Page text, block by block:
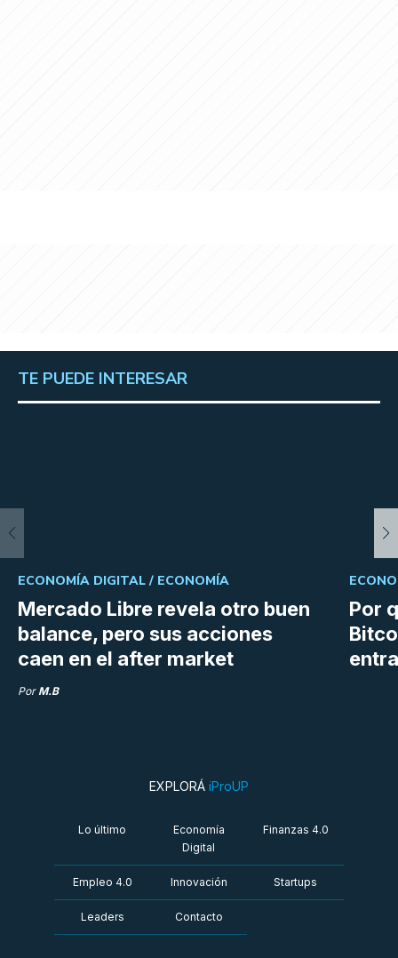
TE PUEDE INTERESAR
Mercado Libre revela otro buen
balance, pero sus acciones
caen en el after market
ECONOMÍA DIGITAL / ECONOMÍA
Por M.B
Por
EXPLORÁ iProUP
Lo último
Economía
Digital
Finanzas 4.0
Empleo 4.0 Innovación Startups
Leaders Contacto